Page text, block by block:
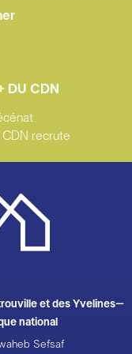
les ruses et tous les
monde entier
de la
En cela, l’esthétique
pour ce
se représenter lui-
leurre, une ville
parisienne
; le riche baron
fantasmé, et du
enchantées
vertige et la réalité
DU CDN
CDN recrute
et des Yvelines–
national
Sefsaf